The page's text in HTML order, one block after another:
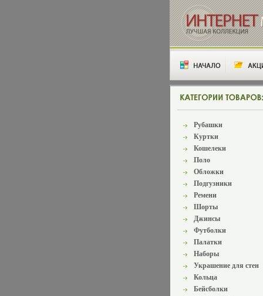
Рубашки
Куртки
Кошелеки
Поло
Обложки
Подгузники
Ремени
Шорты
Джинсы
Футболки
Палатки
Наборы
Украшение для стен
Кольца
Бейсболки